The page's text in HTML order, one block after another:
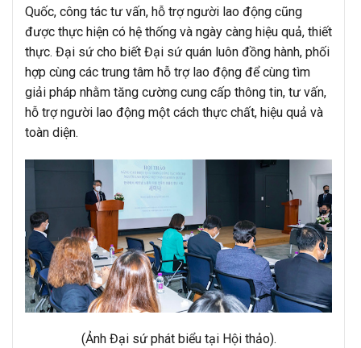
Quốc, công tác tư vấn, hỗ trợ người lao động cũng
được thực hiện có hệ thống và ngày càng hiệu quả, thiết
thực. Đại sứ cho biết Đại sứ quán luôn đồng hành, phối
hợp cùng các trung tâm hỗ trợ lao động để cùng tìm
giải pháp nhằm tăng cường cung cấp thông tin, tư vấn,
hỗ trợ người lao động một cách thực chất, hiệu quả và
toàn diện.
(Ảnh Đại sứ phát biểu tại Hội thảo).